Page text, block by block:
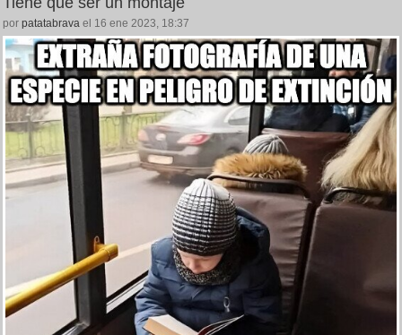
por patatabrava el 16 ene 2023, 18:37